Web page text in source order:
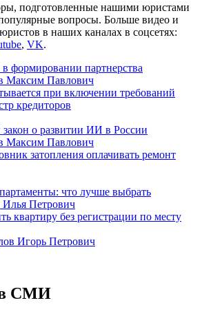
подготовленные нашими юристами
вопросы. Больше видео и
в наших каналах в соцсетях:
, VK.
формировании партнерства
Максим Павлович
при включении требований
кредиторов
о развитии ИИ в России
Максим Павлович
затопления оплачивать ремонт
что лучше выбрать
Петрович
квартиру без регистрации по месту
Игорь Петрович
в СМИ